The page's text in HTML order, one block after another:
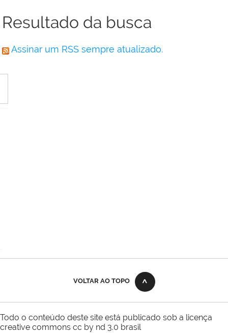
Resultado da busca
Assinar um RSS sempre atualizado.
VOLTAR AO TOPO
Todo o conteúdo deste site está publicado sob a licença
creative commons cc by nd 3.0 brasil